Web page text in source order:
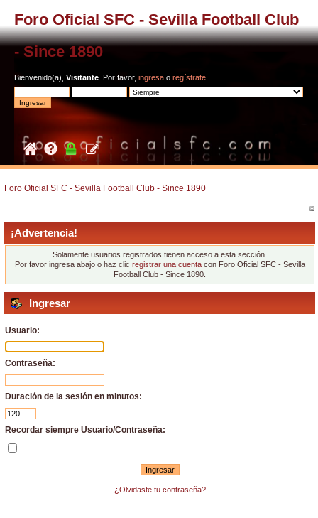
Foro Oficial SFC - Sevilla Football Club
- Since 1890
Bienvenido(a), Visitante . Por favor, ingresa o regístrate
Foro Oficial SFC - Sevilla Football Club - Since 1890
¡Advertencia!
Solamente usuarios registrados tienen acceso a esta sección.
Por favor ingresa abajo o haz clic registrar una cuentacon Foro Oficial SFC - Sevilla
Football Club - Since 1890.
Ingresar
Usuario:
Contraseña:
Duración de la sesión en minutos:
Recordar siempre Usuario/Contraseña:
¿Olvidaste tu contraseña?